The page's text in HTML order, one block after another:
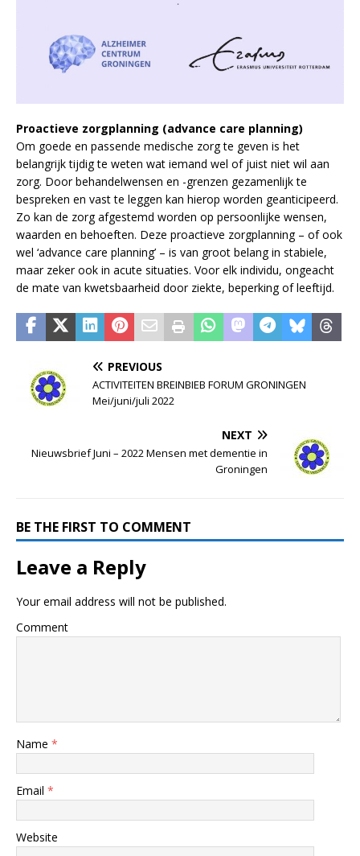
Proactieve zorgplanning (advance care planning)
Om goede en passende medische zorg te geven is het
belangrijk tijdig te weten wat iemand wel of juist niet wil aan
zorg. Door behandelwensen en -grenzen gezamenlijk te
bespreken en vast te leggen kan hierop worden geanticipeerd.
Zo kan de zorg afgestemd worden op persoonlijke wensen,
waarden en behoeften. Deze proactieve zorgplanning – of ook
wel ‘advance care planning’ – is van groot belang in stabiele,
maar zeker ook in acute situaties. Voor elk individu, ongeacht
de mate van kwetsbaarheid door ziekte, beperking of leeftijd.
PREVIOUS
ACTIVITEITEN BREINBIEB FORUM GRONINGEN
Mei/juni/juli 2022
NEXT
Nieuwsbrief Juni – 2022 Mensen met dementie in
Groningen
BE THE FIRST TO COMMENT
Leave a Reply
Your email address will not be published.
Comment
Name *
Email *
Website